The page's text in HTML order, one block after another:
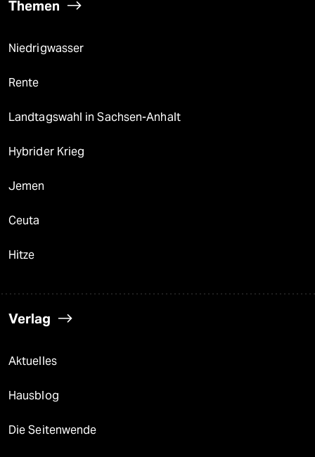
Themen
Niedrigwasser
Rente
Landtagswahl in Sachsen-Anhalt
Hybrider Krieg
Jemen
Ceuta
Hitze
Verlag
Aktuelles
Hausblog
Die Seitenwende